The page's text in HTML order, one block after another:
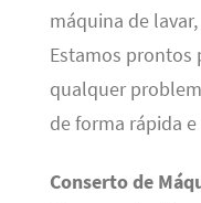
máquina de
Estamos prontos
qualquer
de forma rápida
Conserto de